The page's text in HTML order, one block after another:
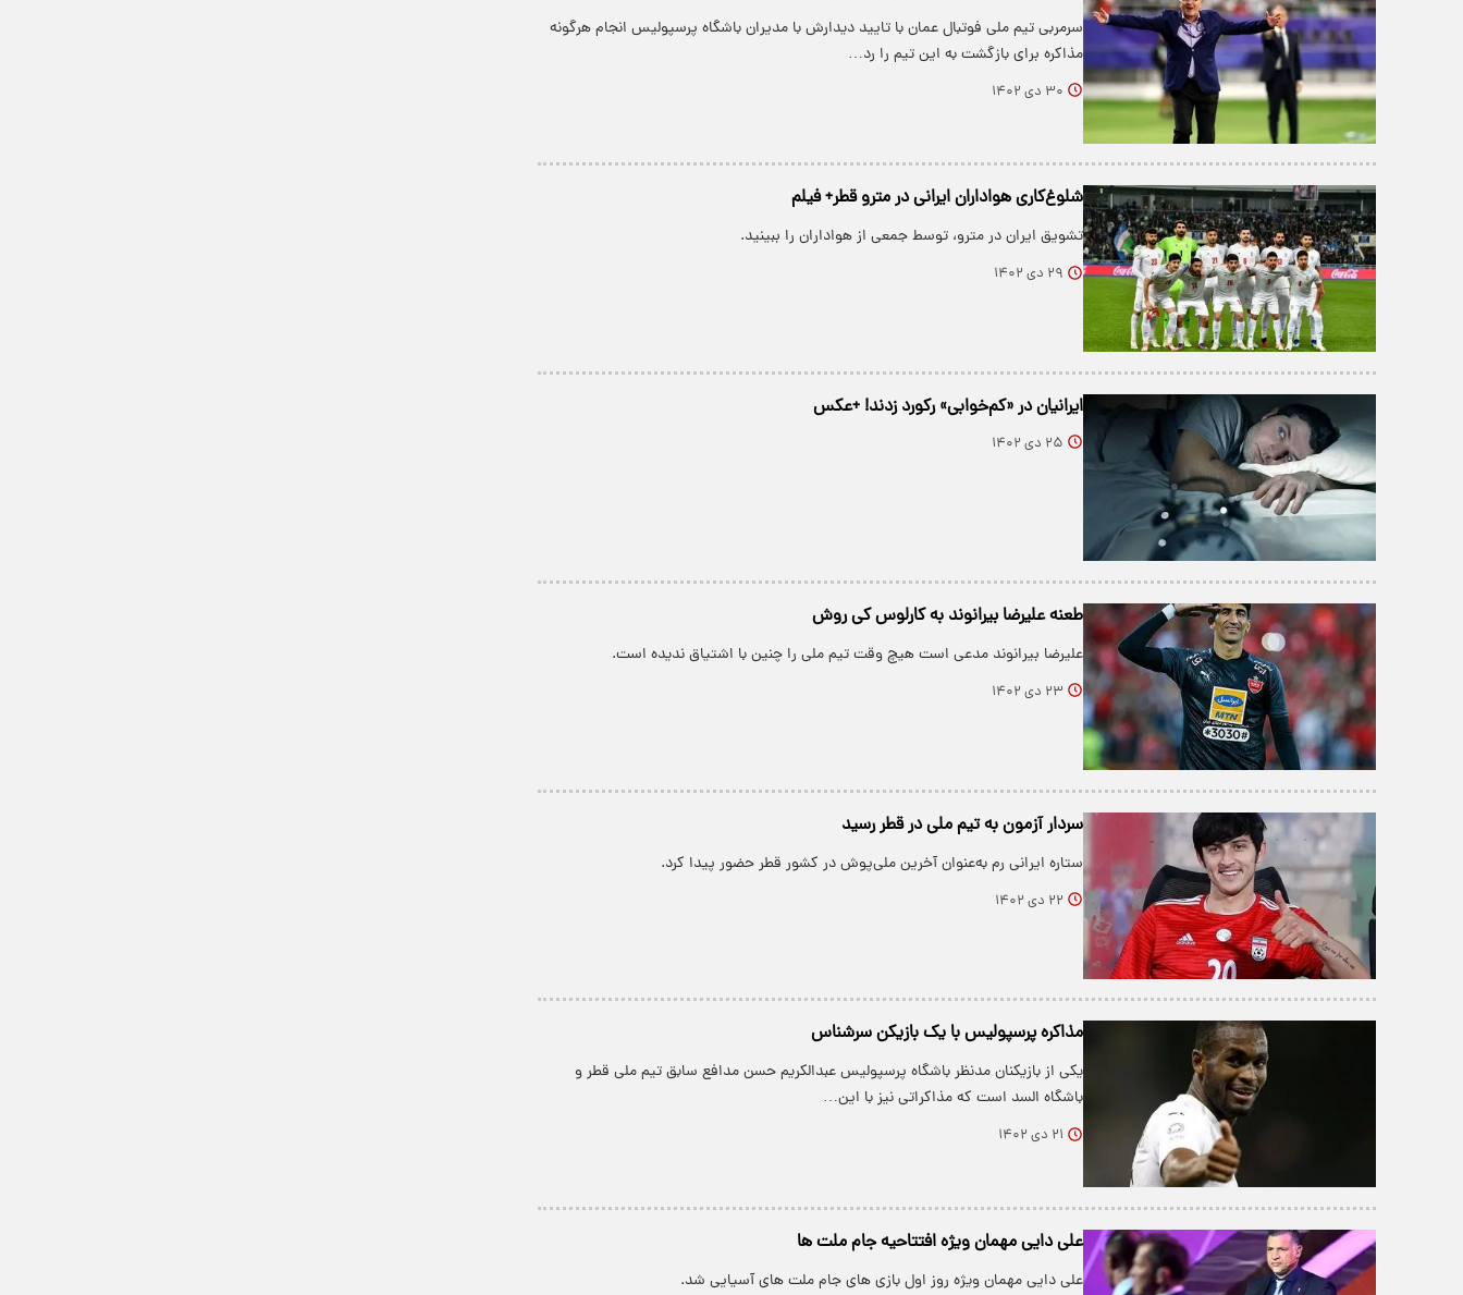
سرمربی تیم ملی فوتبال عمان با تایید دیدارش با مدیران باشگاه پرسپولیس انجام هرگونه
مذاکره برای بازگشت به این تیم را رد…
۳۰ دی ۱۴۰۲
شلوغ‌کاری هواداران ایرانی در مترو قطر+ فیلم
تشویق ایران در مترو، توسط جمعی از هواداران را ببینید.
۲۹ دی ۱۴۰۲
ایرانیان در «کم‌خوابی» رکورد زدند! +عکس
۲۵ دی ۱۴۰۲
طعنه علیرضا بیرانوند به کارلوس کی روش
علیرضا بیرانوند مدعی است هیچ وقت تیم ملی را چنین با اشتیاق ندیده است.
۲۳ دی ۱۴۰۲
سردار آزمون به تیم ملی در قطر رسید
ستاره ایرانی رم به‌عنوان آخرین ملی‌پوش در کشور قطر حضور پیدا کرد.
۲۲ دی ۱۴۰۲
مذاکره پرسپولیس با یک بازیکن سرشناس
یکی از بازیکنان مدنظر باشگاه پرسپولیس عبدالکریم حسن مدافع سابق تیم ملی قطر و
باشگاه السد است که مذاکراتی نیز با این…
۲۱ دی ۱۴۰۲
علی دایی مهمان ویژه افتتاحیه جام ملت ها
علی دایی مهمان ویژه روز اول بازی های جام ملت های آسیایی شد.